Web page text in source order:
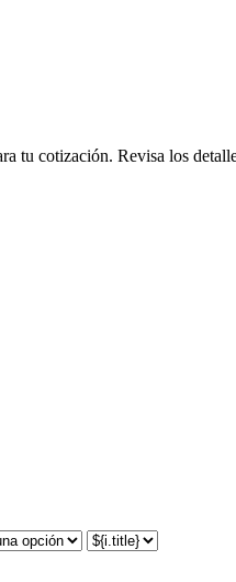
tu cotización. Revisa los